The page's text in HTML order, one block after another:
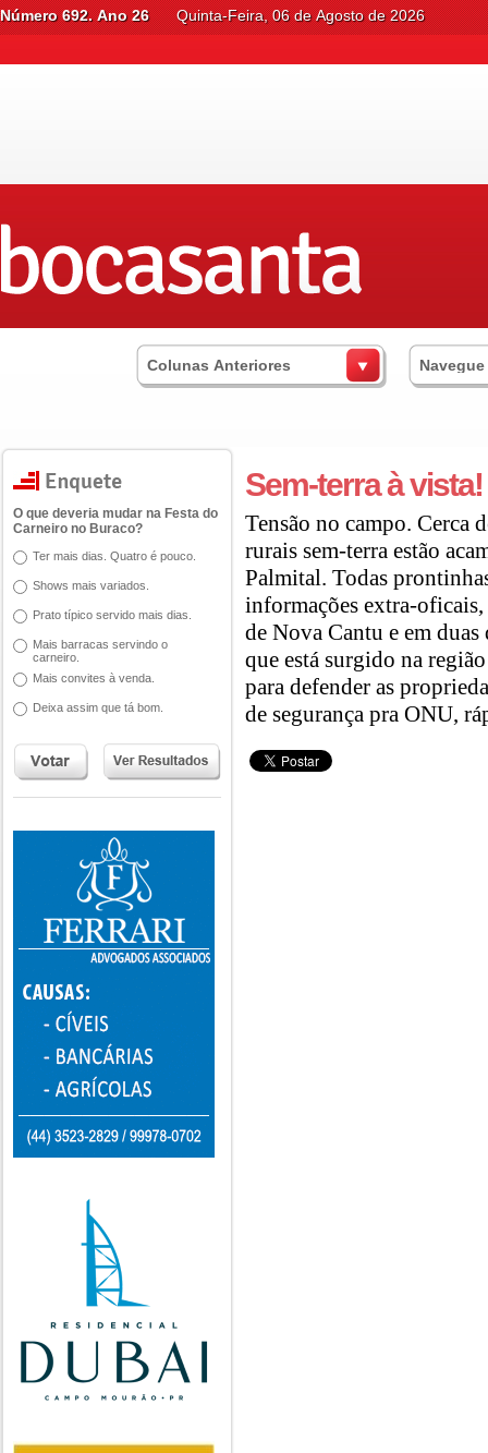
Número 692. Ano 26 Quinta-Feira, 06 de Agosto de 2026
Colunas Anteriores
O que deveria mudar na Festa do
Carneiro no Buraco?
Ter mais dias. Quatro é pouco.
Shows mais variados.
Prato típico servido mais dias.
Mais barracas servindo o
carneiro.
Mais convites à venda.
Deixa assim que tá bom.
Sem-terra à vista!
Tensão no campo. Cerca
rurais sem-terra estão
Palmital. Todas
informações extra-oficais,
de Nova Cantu e em
que está surgido na
para defender as
de segurança pra ONU,